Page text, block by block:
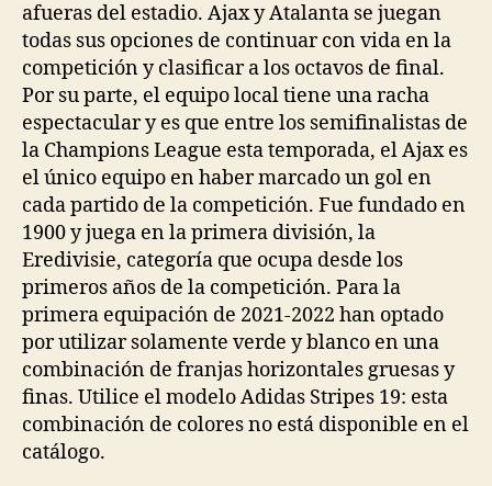
afueras del estadio. Ajax y Atalanta se juegan
todas sus opciones de continuar con vida en la
competición y clasificar a los octavos de final.
Por su parte, el equipo local tiene una racha
espectacular y es que entre los semifinalistas de
la Champions League esta temporada, el Ajax es
el único equipo en haber marcado un gol en
cada partido de la competición. Fue fundado en
1900 y juega en la primera división, la
Eredivisie, categoría que ocupa desde los
primeros años de la competición. Para la
primera equipación de 2021-2022 han optado
por utilizar solamente verde y blanco en una
combinación de franjas horizontales gruesas y
finas. Utilice el modelo Adidas Stripes 19: esta
combinación de colores no está disponible en el
catálogo.